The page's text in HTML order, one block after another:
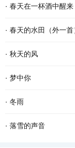
酿已久相惜 生命中那
在皎洁的月亮下 被风
久违的笑容 这个夜晚
春分 一位季节的仙子
款款地走来 春风敲醒
的泥土里萌动 一个希
· 春天在一杯酒中醒来
杯斟满，等一场空 静
里 安慰，娘的一声叹
雪落故道 如果仰望是
· 春天的水田（外一首
春天的水田里， 禾苗
手去拨沟渠里的水；
隔着几个“田块”相框
· 秋天的风
秋天的风 相对于夏天
温存 而相对于春天的
童的画笔 为世界增添
· 梦中你
在梦中 我乘风驾云而
世界 美丽的鲜花散发
· 冬雨
撑着一把花蓝伞 走在
· 落雪的声音